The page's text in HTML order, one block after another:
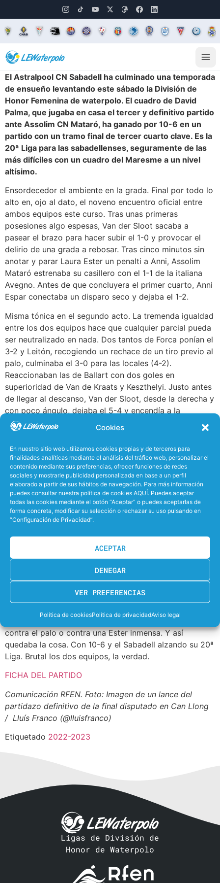
Cookies
En nuestro sitio web utilizamos cookies propias y de terceros para
finalidades analíticas mediante el análisis del tráfico web, personalizar el
contenido mediante sus preferencias, ofrecer funciones de redes
sociales y mostrarle publicidad personalizada en base a un perfil
elaborado a partir de sus hábitos de navegación. Para más información
puedes consultar nuestra política de cookies AQUÍ. Puedes aceptar
todas las cookies mediante el botón “Aceptar” o puedes aceptarlas de
forma concreta, modificar su selección o rechazar su uso pulsando en
“Configuración de Privacidad”.
ACEPTAR
DENEGAR
VER PREFERENCIAS
Política de cookiesPolítica de privacidadAviso legal
El Astralpool CN Sabadell ha culminado una temporada
de ensueño levantando este sábado la División de
Honor Femenina de waterpolo. El cuadro de David
Palma, que jugaba en casa el tercer y definitivo partido
ante Assolim CN Mataró, ha ganado por 10-6 en un
partido con un tramo final de tercer cuarto clave. Es la
20ª Liga para las sabadellenses, seguramente de las
más difíciles con un cuadro del Maresme a un nivel
altísimo.
Ensordecedor el ambiente en la grada. Final por todo lo
alto en, ojo al dato, el noveno encuentro oficial entre
ambos equipos este curso. Tras unas primeras
posesiones algo espesas, Van der Sloot sacaba a
pasear el brazo para hacer subir el 1-0 y provocar el
delirio de una grada a rebosar. Tras cinco minutos sin
anotar y parar Laura Ester un penalti a Anni, Assolim
Mataró estrenaba su casillero con el 1-1 de la italiana
Avegno. Antes de que concluyera el primer cuarto, Anni
Espar conectaba un disparo seco y dejaba el 1-2.
Misma tónica en el segundo acto. La tremenda igualdad
entre los dos equipos hace que cualquier parcial pueda
ser neutralizado en nada. Dos tantos de Forca ponían el
3-2 y Leitón, recogiendo un rechace de un tiro previo al
palo, culminaba el 3-0 para las locales (4-2).
Reaccionaban las de Ballart con dos goles en
superioridad de Van de Kraats y Keszthelyi. Justo antes
de llegar al descanso, Van der Sloot, desde la derecha y
con poco ángulo, dejaba el 5-4 y encendía a la
parroquia sabadellense en Can Llong.
Tras la reanudación, Rita Keszthelyi, con un disparo
lejano, empataba (5-5). Van der Sloot y Nogué dejaban
el 6-6 y a partir de ahí, festival vallesano. Parcial de 3-0
con una Van der Sloot destada, con un golazo a la
contra de Maica y con el 9-6 de Judith Forca. Assolim
Mataró estaba muy espeso y Dani Ballart se llevaba a
lejos del ‘barullo’ de una Bombonera que era una olla a
presión.
Transcurría el tiempo en favor de un Astralpool Sabadell
que controlaba bien el choque. Además, a 5:30 para el
final una inspiradísima Judith Forca ponía el 10-6.
Además, las de Ballart se estrellaban continuamente
contra el palo o contra una Ester inmensa. Y así
quedaba la cosa. Con 10-6 y el Sabadell alzando su 20ª
Liga. Brutal los dos equipos, la verdad.
FICHA DEL PARTIDO
Comunicación RFEN. Foto: Imagen de un lance del
partidazo definitivo de la final disputado en Can Llong
/ Lluís Franco (@lluisfranco)
Etiquetado 2022-2023
Ligas de División de
Honor de Waterpolo